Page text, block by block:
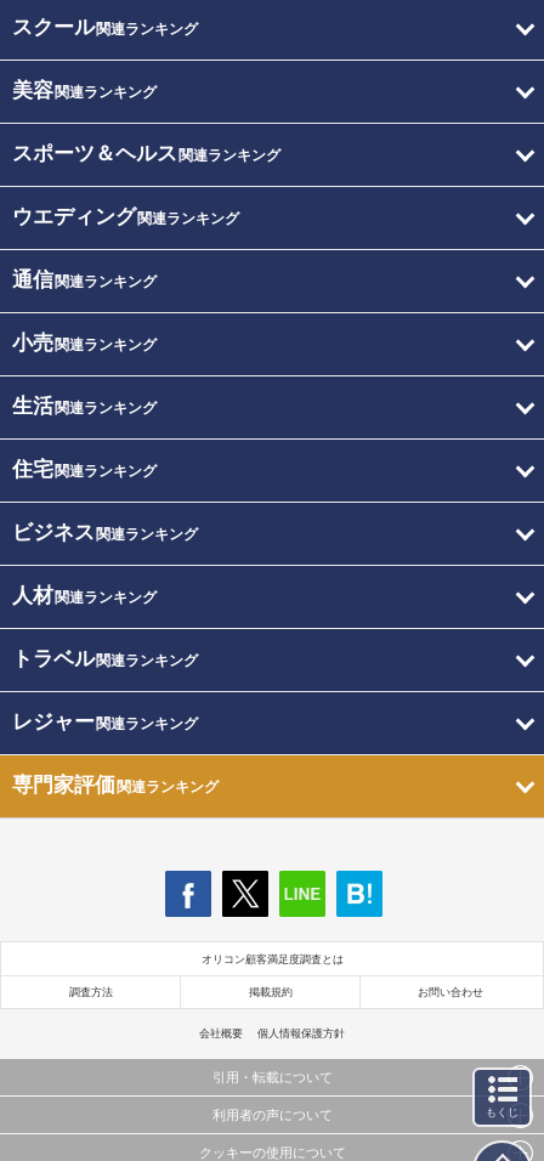
スクール関連ランキング
美容関連ランキング
スポーツ＆ヘルス 関連ランキング
ウエディング関連ランキング
通信関連ランキング
小売関連ランキング
生活関連ランキング
住宅関連ランキング
ビジネス 関連ランキング
人材関連ランキング
トラベル関連ランキング
レジャー関連ランキング
専門家評価関連ランキング
オリコン顧客満足度調査とは
調査方法 掲載規約 お問い合わせ
会社概要 個人情報保護方針
引用・転載について
当サイトで公開されている情報（文字、写真、イラスト、画像データ等）及びこれらの配置・
利用者の声について
当サイトに掲載している内容はすべてサービスの利用者が提出された見解・感想です。
クッキーの使用について
もくじ